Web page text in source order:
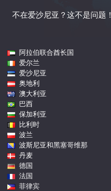
不在爱沙尼亚？这不是问题！
阿拉伯联合酋长国
爱尔兰
爱沙尼亚
奥地利
澳大利亚
巴西
保加利亚
比利时
波兰
波斯尼亚和黑塞哥维那
丹麦
德国
法国
菲律宾